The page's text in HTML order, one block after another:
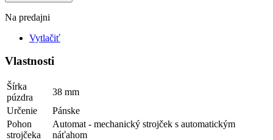
Na predajni
Vytlačiť
Vlastnosti
Šírka
púzdra
38 mm
Určenie
Pánske
Pohon
strojčeka
Automat - mechanický strojček s automatickým
náťahom